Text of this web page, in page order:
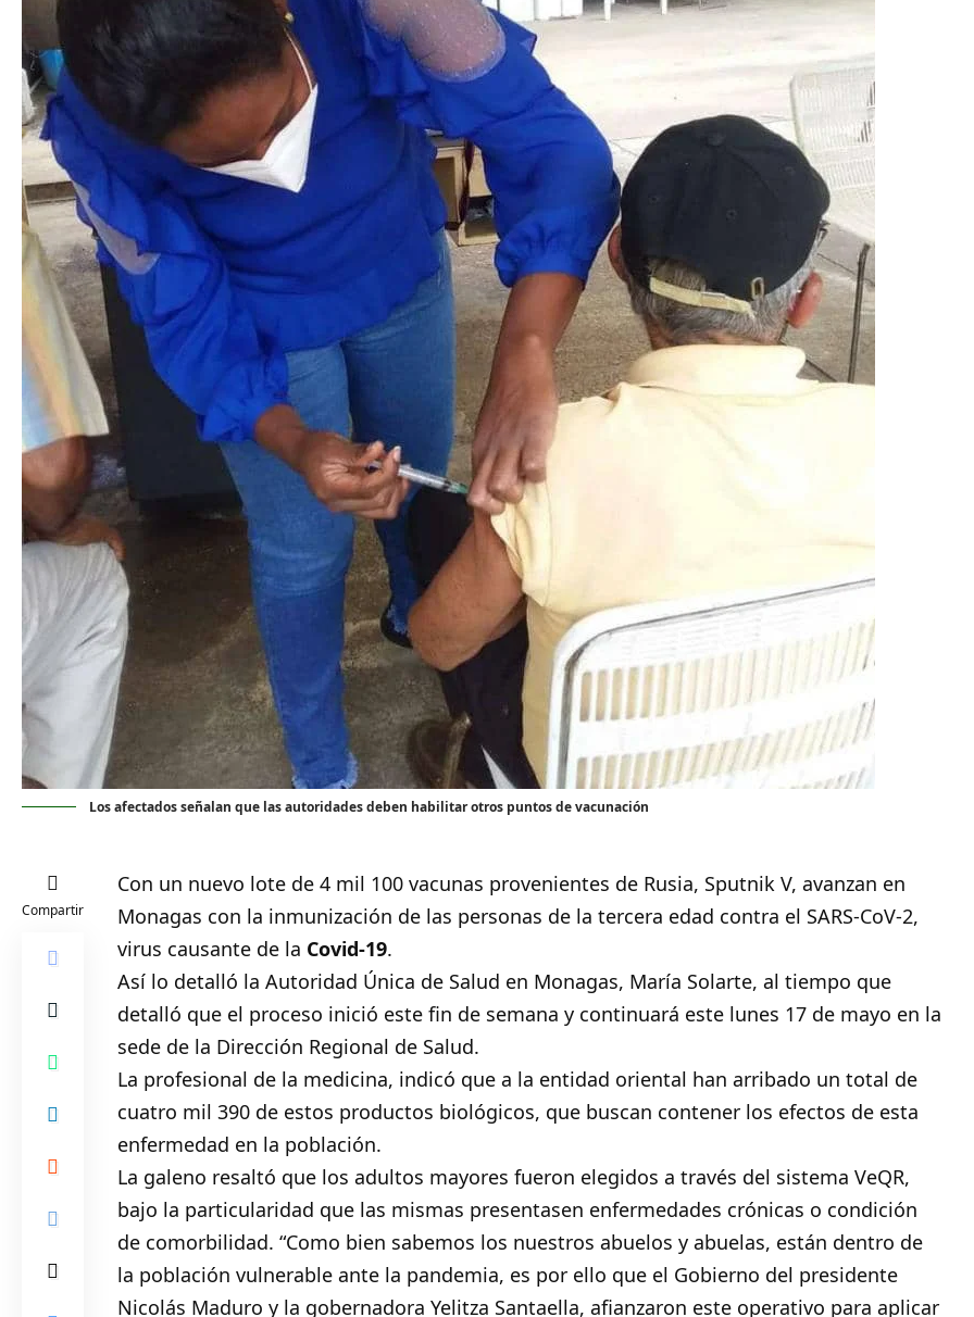
Los afectados señalan que las autoridades deben habilitar otros puntos de vacunación
Compartir
Con un nuevo lote de 4 mil 100 vacunas provenientes de Rusia, Sputnik V, avanzan en
Monagas con la inmunización de las personas de la tercera edad contra el SARS-CoV-2,
virus causante de la Covid-19.
Así lo detalló la Autoridad Única de Salud en Monagas, María Solarte, al tiempo que
detalló que el proceso inició este fin de semana y continuará este lunes 17 de mayo en la
sede de la Dirección Regional de Salud.
La profesional de la medicina, indicó que a la entidad oriental han arribado un total de
cuatro mil 390 de estos productos biológicos, que buscan contener los efectos de esta
enfermedad en la población.
La galeno resaltó que los adultos mayores fueron elegidos a través del sistema VeQR,
bajo la particularidad que las mismas presentasen enfermedades crónicas o condición
de comorbilidad. “Como bien sabemos los nuestros abuelos y abuelas, están dentro de
la población vulnerable ante la pandemia, es por ello que el Gobierno del presidente
Nicolás Maduro y la gobernadora Yelitza Santaella, afianzaron este operativo para aplicar